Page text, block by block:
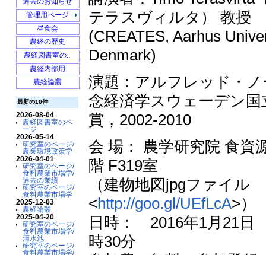
清水池
飯澤
飯澤農園
農業市場学とは…
過去の業績
2020年度以前...
水産経営経済学
2012年度農業...
2011年度農業...
2010年度農業...
循環型社会形成学
2013年度卒論...
2015年度農業...
2015年度農業...
2016年度農業...
2017年度農業...
Preparations ...
Statistical A...
Statistical D...
Nobel_Prize
過去のお知らせ
管理用ページ
menuedit
昼食会
農経の歴史
農経図書室の...
農経内部用
農経論叢
最新の10件
2026-08-04
農経図書室のペ
ージ
2026-05-14
研究室のページ/
農業環境政策学
2026-04-01
研究室のページ/
食料農業市場学/
過去の業績
研究室のページ/
食料農業市場学
2025-12-03
農経論叢
2025-04-20
研究室のページ/
食料農業市場学/
清水池
研究室のページ/
食料農業市場学/
テラスヴィルタ） 教授
(CREATES, Aarhus
Denmark)
演題：アルフレッド・
念経済学スウェーデン国
賞，2002-2010
会 場： 農学研究院 食資
階 F319室
（建物地図jpgファイル
<http://goo.gl/UEfLcA>）
日時： 2016年1月21日
時30分